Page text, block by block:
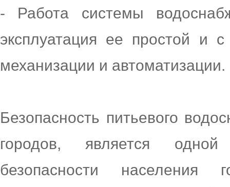
- Работа системы
эксплуатация ее простой и
механизации и автоматизации.
Безопасность питьевого
городов, является
безопасности населения